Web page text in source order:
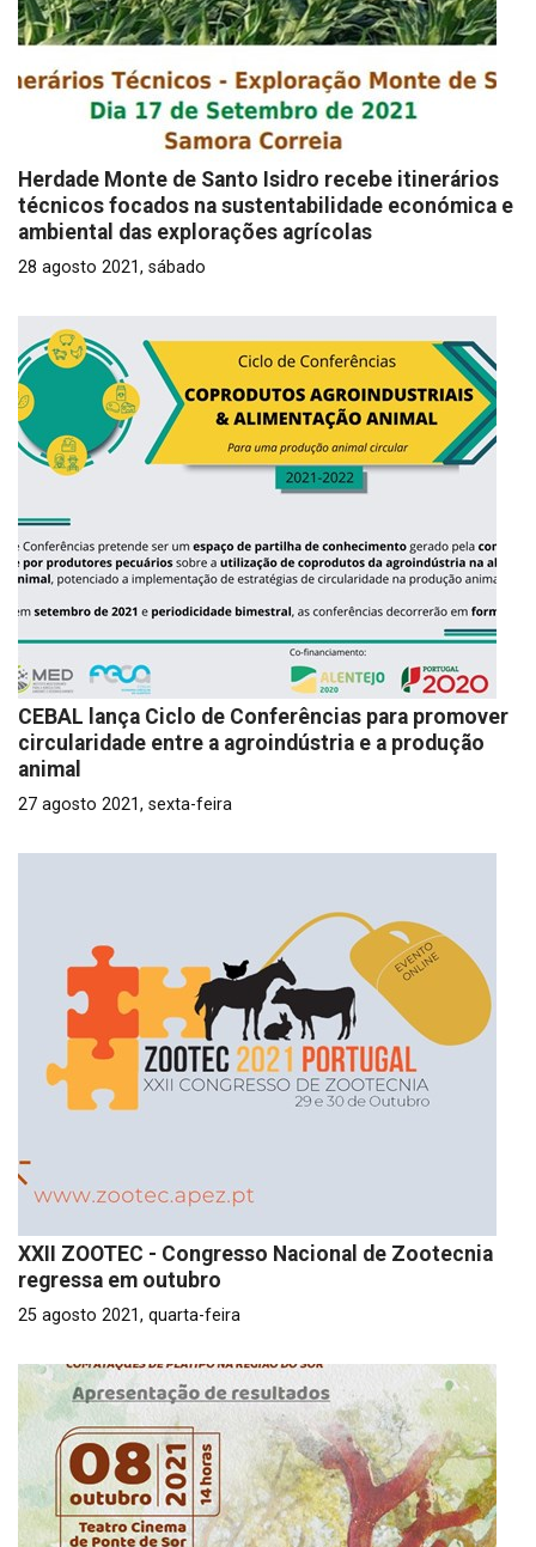
Herdade Monte de Santo Isidro recebe itinerários
técnicos focados na sustentabilidade económica e
ambiental das explorações agrícolas
28 agosto 2021, sábado
CEBAL lança Ciclo de Conferências para promover
circularidade entre a agroindústria e a produção
animal
27 agosto 2021, sexta-feira
XXII ZOOTEC - Congresso Nacional de Zootecnia
regressa em outubro
25 agosto 2021, quarta-feira